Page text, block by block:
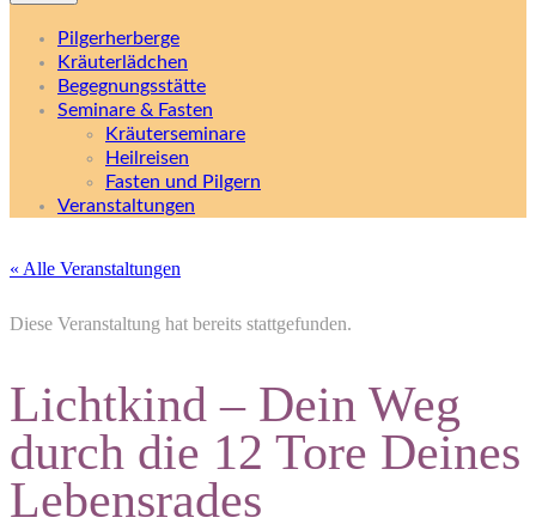
Pilgerherberge
Kräuterlädchen
Begegnungsstätte
Seminare & Fasten
Kräuterseminare
Heilreisen
Fasten und Pilgern
Veranstaltungen
« Alle Veranstaltungen
Diese Veranstaltung hat bereits stattgefunden.
Lichtkind – Dein Weg
durch die 12 Tore Deines
Lebensrades